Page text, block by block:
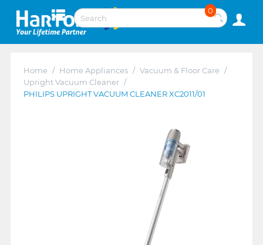
0
Home / Home Appliances / Vacuum & Floor Care /
Upright Vacuum Cleaner /
PHILIPS UPRIGHT VACUUM CLEANER XC2011/01